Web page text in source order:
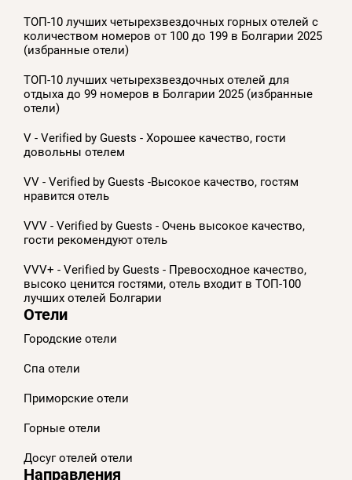
ТОП-10 лучших четырехзвездочных горных отелей с
количеством номеров от 100 до 199 в Болгарии 2025
(избранные отели)
ТОП-10 лучших четырехзвездочных отелей для
отдыха до 99 номеров в Болгарии 2025 (избранные
отели)
V - Verified by Guests - Хорошее качество, гости
довольны отелем
VV - Verified by Guests -Высокое качество, гостям
нравится отель
VVV - Verified by Guests - Очень высокое качество,
гости рекомендуют отель
VVV+ - Verified by Guests - Превосходное качество,
высоко ценится гостями, отель входит в ТОП-100
лучших отелей Болгарии
Отели
Городские отели
Спа отели
Приморскиe отели
Горные отели
Досуг отелей отели
Направления